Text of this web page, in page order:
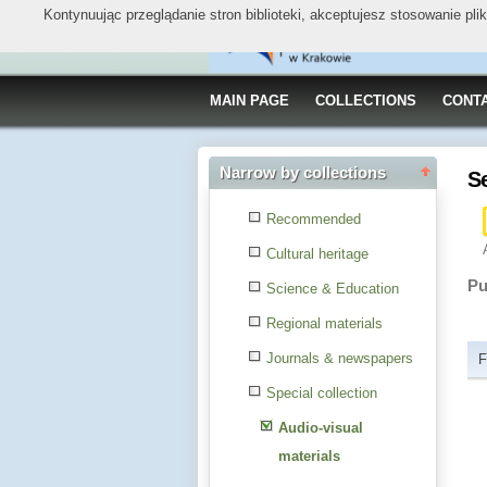
MAIN PAGE COLLECTIONS
Narrow by collections
Recommended
Cultural heritage
Science & Education
Regional materials
Journals & newspapers
Special collection
Audio-visual
materials
Kontynuując przeglądanie stron biblioteki, akceptujesz stosowanie